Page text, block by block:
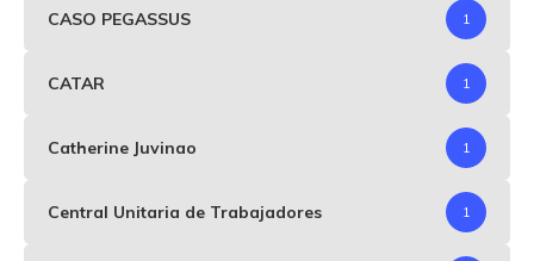
CASO PEGASSUS 1
CATAR 1
Catherine Juvinao 1
Central Unitaria de Trabajadores 1